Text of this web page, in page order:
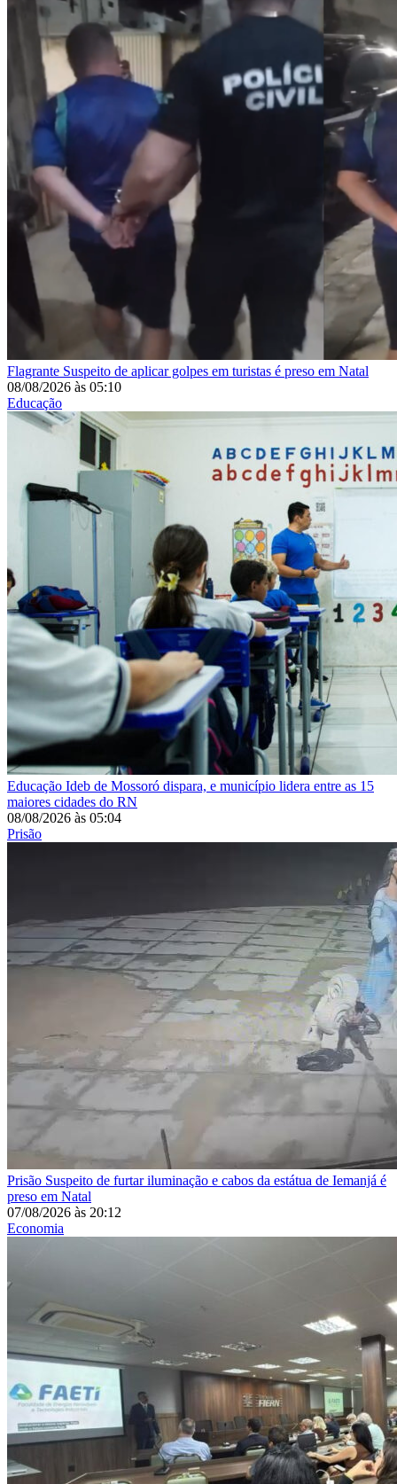
Flagrante Suspeito de aplicar golpes em turistas é preso em Natal
08/08/2026 às 05:10
Educação
Educação Ideb de Mossoró dispara, e município lidera entre as 15
maiores cidades do RN
08/08/2026 às 05:04
Prisão
Prisão Suspeito de furtar iluminação e cabos da estátua de Iemanjá é
preso em Natal
07/08/2026 às 20:12
Economia